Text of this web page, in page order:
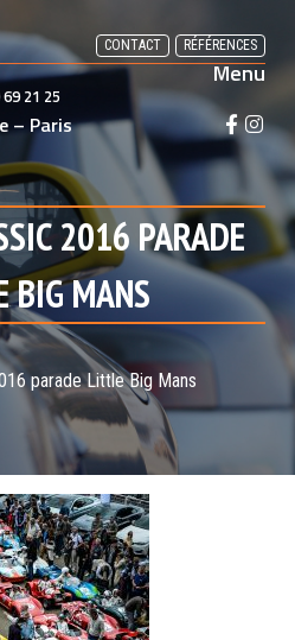
CONTACT RÉFÉRENCES
21 25
Menu
– Paris
F
e
b
o
o
k
I
t
a
g
a
2016 PARADE
MANS
parade Little Big Mans